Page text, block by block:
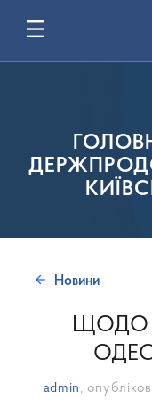
Новини
ЩОДО
admin ,